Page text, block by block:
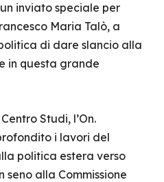
inviato speciale per
Maria Talò, a
di dare slancio alla
in questa grande
Studi, l’On.
i lavori del
politica estera verso
seno alla Commissione